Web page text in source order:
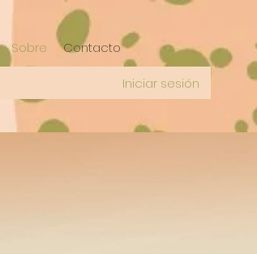
Sobre Contacto
Iniciar sesión